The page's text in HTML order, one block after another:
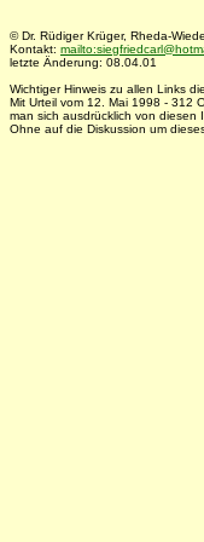
© Dr. Rüdiger Krüger, Rheda-
Kontakt:
letzte Änderung: 08.04.01
Wichtiger Hinweis zu allen Links
Mit Urteil vom 12. Mai 1998 - 312
man sich ausdrücklich von diesen
Ohne auf die Diskussion um